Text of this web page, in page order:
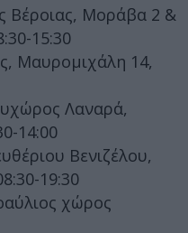
Βέροιας, Μοράβα 2 &
15:30
Μαυρομιχάλη 14,
Λαναρά,
14:00
Βενιζέλου,
19:30
χώρος